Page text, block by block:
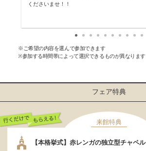
くださいませ！！
※ご希望の内容を選んで参加できます
※参加する時間帯によって選択できるものが異なります
フェア特典
来館特典
【本格挙式】赤レンガの独立型チャペル